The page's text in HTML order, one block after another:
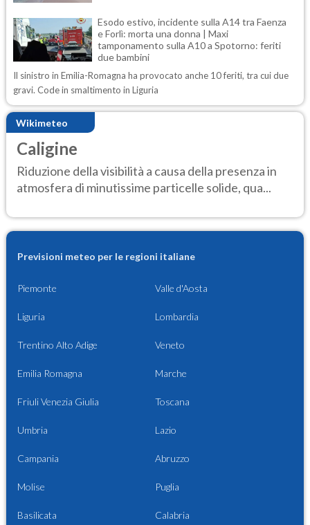
Esodo estivo, incidente sulla A14 tra Faenza
e Forlì: morta una donna | Maxi
tamponamento sulla A10 a Spotorno: feriti
due bambini
Il sinistro in Emilia-Romagna ha provocato anche 10 feriti, tra cui due
gravi. Code in smaltimento in Liguria
Wikimeteo
Caligine
Riduzione della visibilità a causa della presenza in
atmosfera di minutissime particelle solide, qua...
Previsioni meteo per le regioni italiane
Piemonte Valle d'Aosta
Liguria Lombardia
Trentino Alto Adige Veneto
Emilia Romagna Marche
Friuli Venezia Giulia Toscana
Umbria Lazio
Campania Abruzzo
Molise Puglia
Basilicata Calabria